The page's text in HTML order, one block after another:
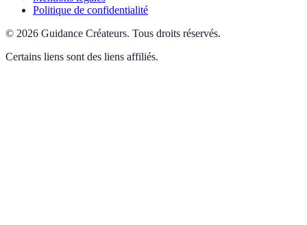
Politique de confidentialité
© 2026 Guidance Créateurs. Tous droits réservés.
Certains liens sont des liens affiliés.